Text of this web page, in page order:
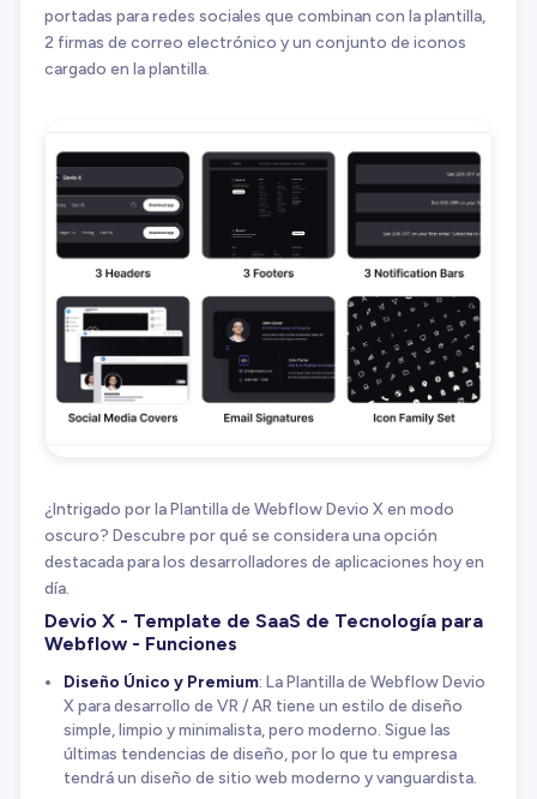
portadas para redes sociales que combinan con la plantilla,
2 firmas de correo electrónico y un conjunto de iconos
cargado en la plantilla.
¿Intrigado por la Plantilla de Webflow Devio X en modo
oscuro? Descubre por qué se considera una opción
destacada para los desarrolladores de aplicaciones hoy en
día.
Devio X - Template de SaaS de Tecnología para
Webflow - Funciones
Diseño Único y Premium: La Plantilla de Webflow Devio
X para desarrollo de VR / AR tiene un estilo de diseño
simple, limpio y minimalista, pero moderno. Sigue las
últimas tendencias de diseño, por lo que tu empresa
tendrá un diseño de sitio web moderno y vanguardista.